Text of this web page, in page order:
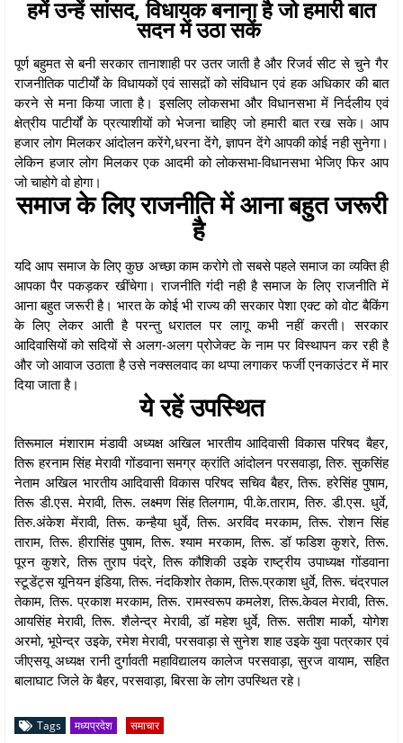
हमें उन्हें सांसद, विधायक बनाना है जो हमारी बात
सदन में उठा सकें
पूर्ण बहुमत से बनी सरकार तानाशाही पर उतर जाती है और रिजर्व सीट से चुने गैर
राजनीतिक पाटीर्यों के विधायकों एवं सासद़ों को संविधान एवं हक अधिकार की बात
करने से मना किया जाता है। इसलिए लोकसभा और विधानसभा में निर्दलीय एवं
क्षेत्रीय पाटीर्यों के प्रत्याशीयों को भेजना चाहिए जो हमारी बात रख सके। आप
हजार लोग मिलकर आंदोलन करेंगे,धरना देंगे, ज्ञापन देंगे आपकी कोई नही सुनेगा।
लेकिन हजार लोग मिलकर एक आदमी को लोकसभा-विधानसभा भेजिए फिर आप
जो चाहोगे वो होगा।
समाज के लिए राजनीति में आना बहुत जरूरी
है
यदि आप समाज के लिए कुछ अच्छा काम करोगे तो सबसे पहले समाज का व्यक्ति ही
आपका पैर पकड़कर खींचेगा। राजनीति गंदी नही है समाज के लिए राजनीति में
आना बहुत जरूरी है। भारत के कोई भी राज्य की सरकार पेशा एक्ट को वोट बैकिंग
के लिए लेकर आती है परन्तु धरातल पर लागू कभी नहीं करती। सरकार
आदिवासियों को सदियों से अलग-अलग प्रोजेक्ट के नाम पर विस्थापन कर रही है
और जो आवाज उठाता है उसे नक्सलवाद का थप्पा लगाकर फर्जी एनकाउंटर में मार
दिया जाता है।
ये रहें उपस्थित
तिरूमाल मंशाराम मंडावी अध्यक्ष अखिल भारतीय आदिवासी विकास परिषद बैहर,
तिरू हरनाम सिंह मेरावी गोंडवाना समग्र क्रांति आंदोलन परसवाड़ा, तिरु. सुकसिंह
नेताम अखिल भारतीय आदिवासी विकास परिषद सचिव बैहर, तिरू. हरेसिंह पुषाम,
तिरू डी.एस. मेरावी, तिरू. लक्ष्मण सिंह तिलगाम, पी.के.ताराम, तिरु. डी.एस. धुर्वे,
तिरु.अंकेश मेंरावी, तिरू. कन्हैया धुर्वे, तिरू. अरविंद मरकाम, तिरू. रोशन सिंह
ताराम, तिरू. हीरासिंह पुषाम, तिरू. श्याम मरकाम, तिरू. डॉ फडिश कुशरे, तिरू.
पूरन कुशरे, तिरू तुराप पंद्रे, तिरू कौशिकी उइके राष्ट्रीय उपाध्यक्ष गोंडवाना
स्टूडेंट्स यूनियन इंडिया, तिरू. नंदकिशोर तेकाम, तिरू.प्रकाश धुर्वे, तिरू. चंद्रपाल
तेकाम, तिरू. प्रकाश मरकाम, तिरू. रामस्वरूप कमलेश, तिरू.केवल मेरावी, तिरू.
आयसिंह मेरावी, तिरू. शैलेन्द्र मेरावी, डॉ महेश धुर्वे, तिरू. सतीश मार्को, योगेश
अरमो, भूपेन्द्र उइके, रमेश मेरावी, परसवाड़ा से सुनेश शाह उइके युवा पत्रकार एवं
जीएसयू अध्यक्ष रानी दुर्गावती महाविद्यालय कालेज परसवाड़ा, सुरज वायाम, सहित
बालाघाट जिले के बैहर, परसवाड़ा, बिरसा के लोग उपस्थित रहे।
Tags मध्यप्रदेश समाचार